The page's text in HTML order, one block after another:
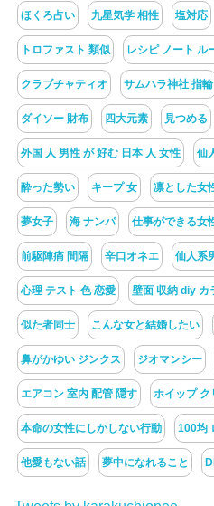
ほくろ占い 九星気学 相性 塩対応
トロファスト 類似 レシピ ノート ル
クラブチャティオ サムハラ神社 指輪
ダイソー 財布 四大元素 見つめる
外国 人 男性 が 好む 日本 人 女性 仙
酔った勢い キープ 女 凛とした女
夢女子 海 ナンパ 仕事ができる女
前駆陣痛 間隔 辛口オネエ 仙人系
心理 テスト 色 恋愛 壁面 収納 diy カ
似た者同士 こんな女と結婚したい
鼻がかゆい ジンクス ジオマンシー
エアコン 室内 配管 隠す ホイップ ク
本命の女性にしかしない行動 100均
他愛もない話 夢中になれること